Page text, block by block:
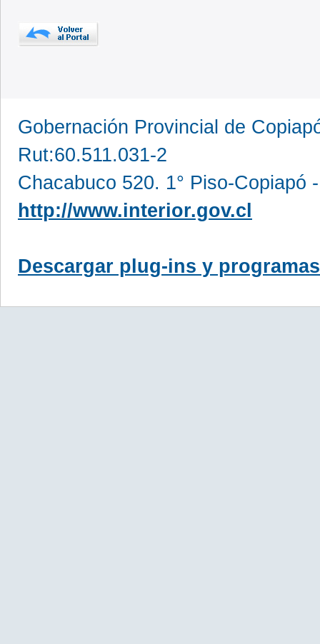
Gobernación Provincial de
Rut:60.511.031-2
Chacabuco 520. 1° Piso-Copiapó
http://www.interior.gov.cl
Descargar plug-ins y